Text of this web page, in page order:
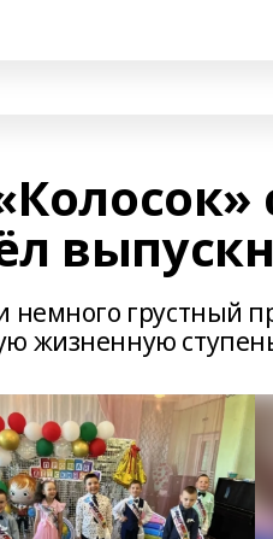
немного грустный
жизненную